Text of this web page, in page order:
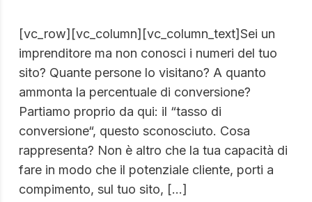
[vc_row][vc_column][vc_column_text]Sei un
imprenditore ma non conosci i numeri del tuo
sito? Quante persone lo visitano? A quanto
ammonta la percentuale di conversione?
Partiamo proprio da qui: il “tasso di
conversione“, questo sconosciuto. Cosa
rappresenta? Non è altro che la tua capacità di
fare in modo che il potenziale cliente, porti a
compimento, sul tuo sito, […]